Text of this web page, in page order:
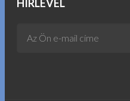
HÍRLEVÉL